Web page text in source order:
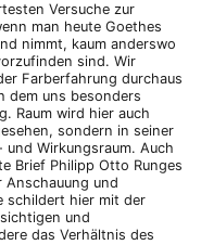
Versuche zur
man heute Goethes
nimmt, kaum anderswo
sind. Wir
Farberfahrung durchaus
dem uns besonders
Raum wird hier auch
sondern in seiner
Wirkungsraum. Auch
Brief Philipp Otto Runges
Anschauung und
schildert hier mit der
und
das Verhältnis des